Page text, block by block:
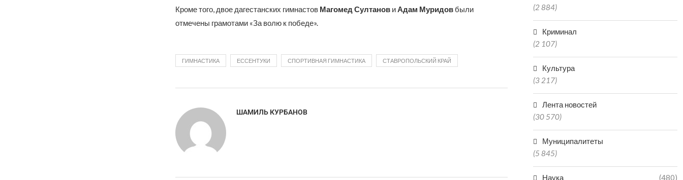
Кроме того, двое дагестанских гимнастов Магомед СултановиАдам Муридовбыли
отмечены грамотами «За волю к победе».
ГИМНАСТИКА ЕССЕНТУКИ СПОРТИВНАЯ ГИМНАСТИКА СТАВРОПОЛЬСКИЙ КРАЙ
ШАМИЛЬ КУРБАНОВ
(2 884)
Криминал
(2 107)
Культура
(3 217)
Лента новостей
(30 570)
Муниципалитеты
(5 845)
Наука (480)